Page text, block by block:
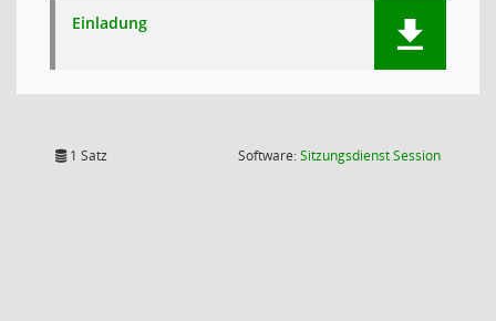
Einladung
1 Satz Software:SitzungsdienstSession(Wird in